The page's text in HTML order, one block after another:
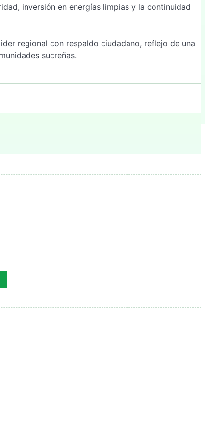
inversión en energías limpias y la continuidad
regional con respaldo ciudadano, reflejo de una
sucreñas.